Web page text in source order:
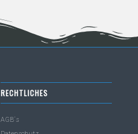
RECHTLICHES
AGB´s